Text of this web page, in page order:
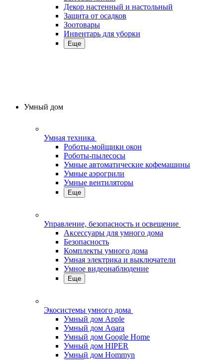
Декор настенный и настольный
Защита от осадков
Зоотовары
Инвентарь для уборки
Еще
Умный дом
Умная техника
Роботы-мойщики окон
Роботы-пылесосы
Умные автоматические кофемашины
Умные аэрогрили
Умные вентиляторы
Еще
Управление, безопасность и освещение
Аксессуары для умного дома
Безопасность
Комплекты умного дома
Умная электрика и выключатели
Умное видеонаблюдение
Еще
Экосистемы умного дома
Умный дом Apple
Умный дом Aqara
Умный дом Google Home
Умный дом HIPER
Умный дом Hommyn